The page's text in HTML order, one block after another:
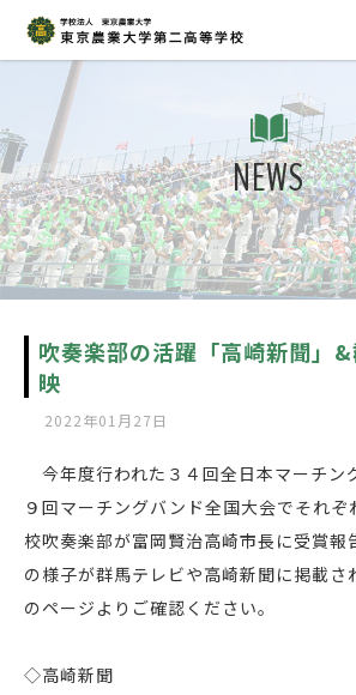
NEWS
吹奏楽部の活躍「高崎新聞」
映
2022年01月27日
今年度行われた３４回全日本マーチン
９回マーチングバンド全国大会でそれぞ
校吹奏楽部が富岡賢治高崎市長に受賞報
の様子が群馬テレビや高崎新聞に掲載さ
のページよりご確認ください。
◇高崎新聞